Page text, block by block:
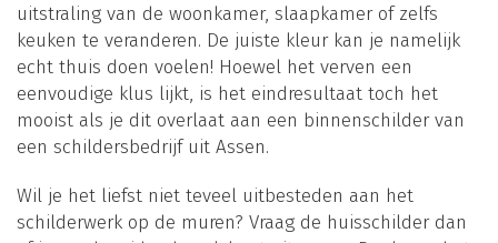
uitstraling van de woonkamer, slaapkamer of zelfs
keuken te veranderen. De juiste kleur kan je namelijk
echt thuis doen voelen! Hoewel het verven een
eenvoudige klus lijkt, is het eindresultaat toch het
mooist als je dit overlaat aan een binnenschilder van
een schildersbedrijf uit Assen.
Wil je het liefst niet teveel uitbesteden aan het
schilderwerk op de muren? Vraag de huisschilder dan